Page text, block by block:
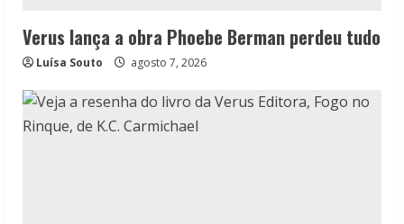
Verus lança a obra Phoebe Berman perdeu tudo
Luísa Souto agosto 7, 2026